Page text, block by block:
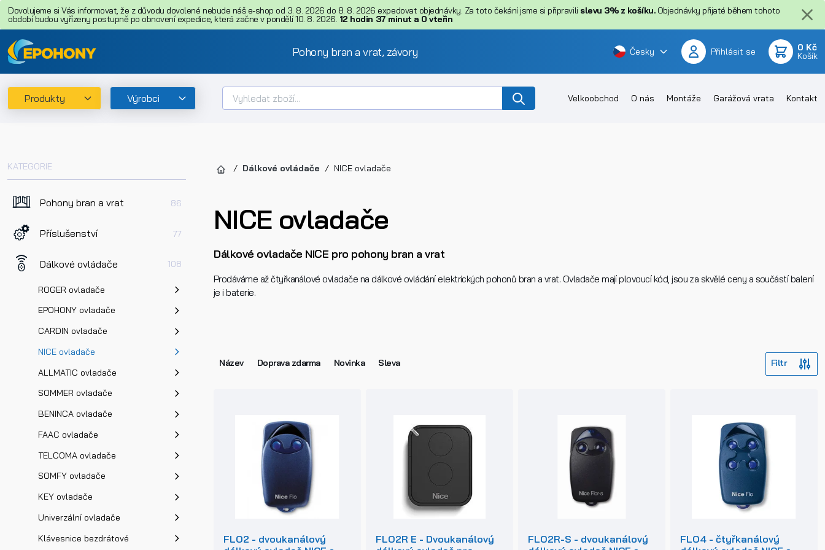
Dovolujeme si Vás informovat, že z důvodu dovolené nebude náš e-shop od 3. 8. 2026 do 8. 8. 2026 expedovat objednávky. Za toto čekání jsme si připravili slevu 3% z košíku.Objednávky přijaté během tohoto
období budou vyřízeny postupně po obnovení expedice, která začne v pondělí 10. 8. 2026. 12 hodin 37 minut a 0 vteřin
Pohony bran a vrat, závory Česky Přihlásit se 0 Kč
Košík
Produkty Výrobci Velkoobchod O nás Montáže Garážová vrata Kontakt
KATEGORIE
Pohony bran a vrat 86
Příslušenství 77
Dálkové ovládače 108
ROGER ovladače
EPOHONY ovladače
CARDIN ovladače
NICE ovladače
ALLMATIC ovladače
SOMMER ovladače
BENINCA ovladače
FAAC ovladače
TELCOMA ovladače
SOMFY ovladače
KEY ovladače
Univerzální ovladače
Klávesnice bezdrátové
Dálkové ovládače NICE ovladače
NICE ovladače
Dálkové ovladače NICE pro pohony bran a vrat
Prodáváme až čtyřkanálové ovladače na dálkové ovládání elektrických pohonů bran a vrat. Ovladače mají plovoucí kód, jsou za skvělé ceny a součástí balení
je i baterie.
Název Doprava zdarma Novinka Sleva
FLO2 - dvoukanálový
FLO2R E - Dvoukanálový
FLO2R-S - dvoukanálový
FLO4 - čtyřkanálový